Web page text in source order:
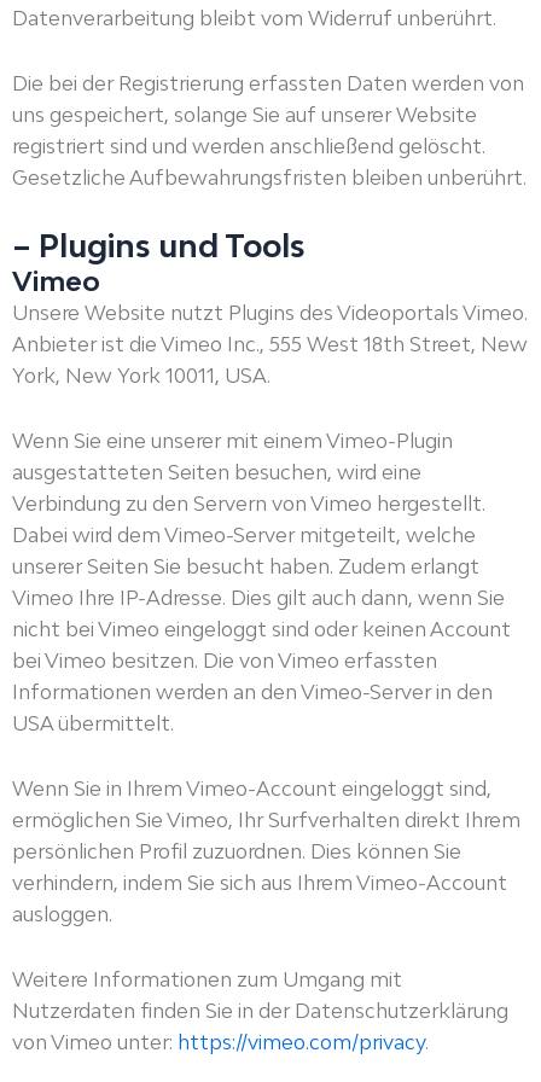
Datenverarbeitung bleibt vom Widerruf unberührt.
Die bei der Registrierung erfassten Daten werden von
uns gespeichert, solange Sie auf unserer Website
registriert sind und werden anschließend gelöscht.
Gesetzliche Aufbewahrungsfristen bleiben unberührt.
– Plugins und Tools
Vimeo
Unsere Website nutzt Plugins des Videoportals Vimeo.
Anbieter ist die Vimeo Inc., 555 West 18th Street, New
York, New York 10011, USA.
Wenn Sie eine unserer mit einem Vimeo-Plugin
ausgestatteten Seiten besuchen, wird eine
Verbindung zu den Servern von Vimeo hergestellt.
Dabei wird dem Vimeo-Server mitgeteilt, welche
unserer Seiten Sie besucht haben. Zudem erlangt
Vimeo Ihre IP-Adresse. Dies gilt auch dann, wenn Sie
nicht bei Vimeo eingeloggt sind oder keinen Account
bei Vimeo besitzen. Die von Vimeo erfassten
Informationen werden an den Vimeo-Server in den
USA übermittelt.
Wenn Sie in Ihrem Vimeo-Account eingeloggt sind,
ermöglichen Sie Vimeo, Ihr Surfverhalten direkt Ihrem
persönlichen Profil zuzuordnen. Dies können Sie
verhindern, indem Sie sich aus Ihrem Vimeo-Account
ausloggen.
Weitere Informationen zum Umgang mit
Nutzerdaten finden Sie in der Datenschutzerklärung
von Vimeo unter: https://vimeo.com/privacy.